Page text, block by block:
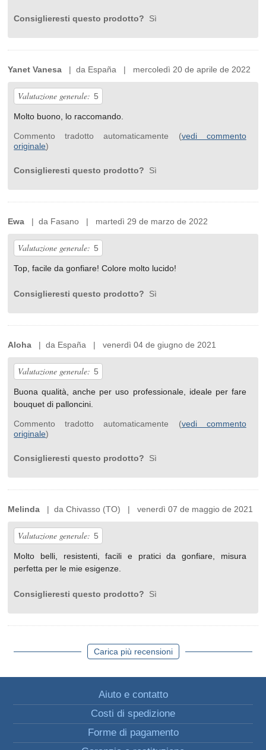
Consiglieresti questo prodotto? Sì
Yanet Vanesa | da España | mercoledì 20 de aprile de 2022
Valutazione generale: 5
Molto buono, lo raccomando.
Commento tradotto automaticamente (vedi commento
originale)
Consiglieresti questo prodotto? Sì
Ewa | da Fasano | martedì 29 de marzo de 2022
Valutazione generale: 5
Top, facile da gonfiare! Colore molto lucido!
Consiglieresti questo prodotto? Sì
Aloha | da España | venerdì 04 de giugno de 2021
Valutazione generale: 5
Buona qualità, anche per uso professionale, ideale per fare
bouquet di palloncini.
Commento tradotto automaticamente (vedi commento
originale)
Consiglieresti questo prodotto? Sì
Melinda | da Chivasso (TO) | venerdì 07 de maggio de 2021
Valutazione generale: 5
Molto belli, resistenti, facili e pratici da gonfiare, misura
perfetta per le mie esigenze.
Consiglieresti questo prodotto? Sì
Carica più recensioni
Aiuto e contatto
Costi di spedizione
Forme di pagamento